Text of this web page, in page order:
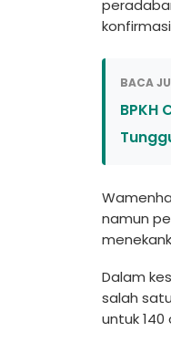
BACA
BPKH
namun
Dalam
salah
untuk